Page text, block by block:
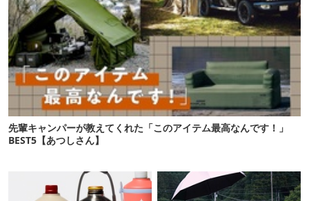
先輩キャンパーが教えてくれた「このアイテム最高なんです！」
BEST5【あつしさん】